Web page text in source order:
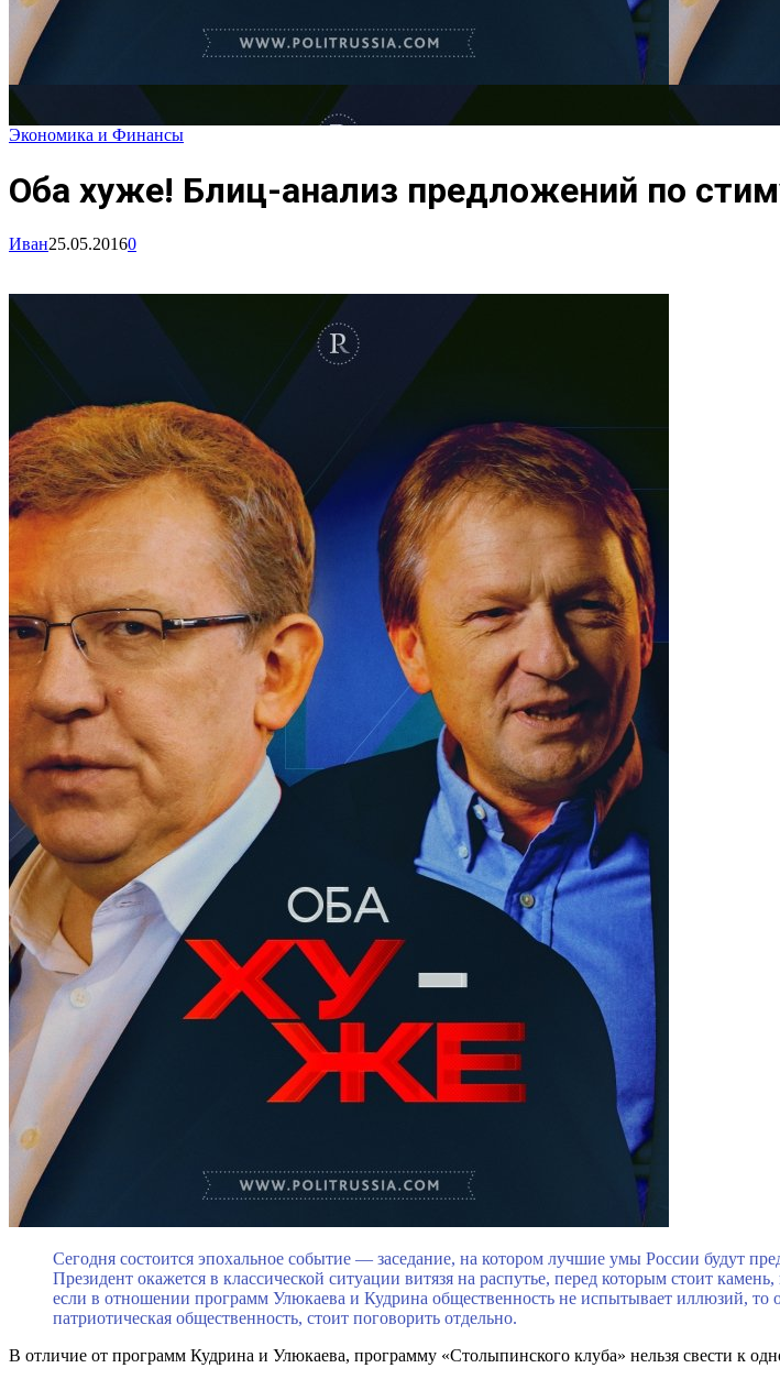
Экономика и Финансы
Оба хуже! Блиц-анализ предложений по
Иван25.05.20160
Сегодня состоится эпохальное событие — заседание, на котором лучшие умы России будут
Президент окажется в классической ситуации витязя на распутье, перед которым стоит
если в отношении программ Улюкаева и Кудрина общественность не испытывает иллюзий, то
патриотическая общественность, стоит поговорить отдельно.
В отличие от программ Кудрина и Улюкаева, программу «Столыпинского клуба» нельзя свести к